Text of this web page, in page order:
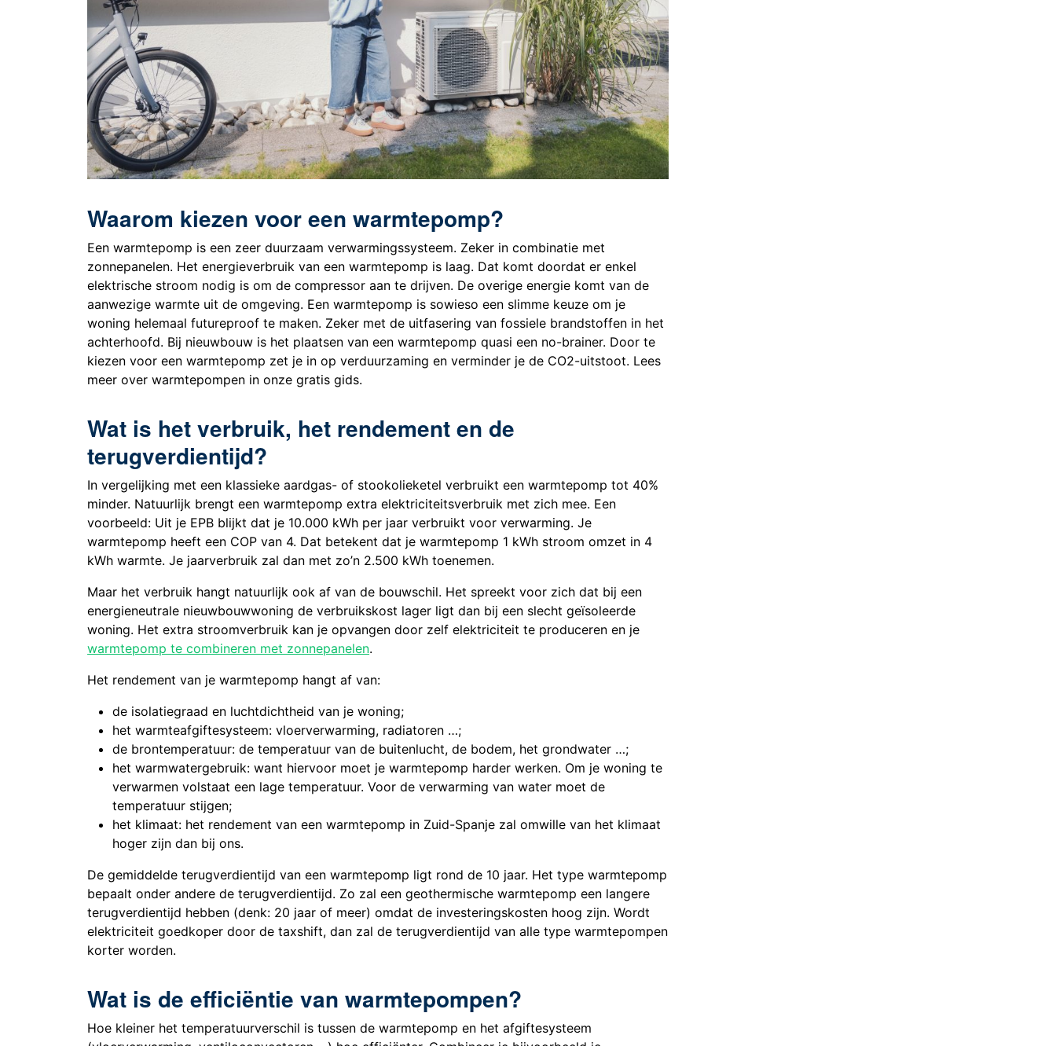
Waarom kiezen voor een warmtepomp?
Een warmtepomp is een zeer duurzaam verwarmingssysteem. Zeker in combinatie met
zonnepanelen. Het energieverbruik van een warmtepomp is laag. Dat komt doordat er enkel
elektrische stroom nodig is om de compressor aan te drijven. De overige energie komt van de
aanwezige warmte uit de omgeving. Een warmtepomp is sowieso een slimme keuze om je
woning helemaal futureproof te maken. Zeker met de uitfasering van fossiele brandstoffen in het
achterhoofd. Bij nieuwbouw is het plaatsen van een warmtepomp quasi een no-brainer. Door te
kiezen voor een warmtepomp zet je in op verduurzaming en verminder je de CO2-uitstoot. Lees
meer over warmtepompen in onze gratis gids.
Wat is het verbruik, het rendement en de
terugverdientijd?
In vergelijking met een klassieke aardgas- of stookolieketel verbruikt een warmtepomp tot 40%
minder. Natuurlijk brengt een warmtepomp extra elektriciteitsverbruik met zich mee. Een
voorbeeld: Uit je EPB blijkt dat je 10.000 kWh per jaar verbruikt voor verwarming. Je
warmtepomp heeft een COP van 4. Dat betekent dat je warmtepomp 1 kWh stroom omzet in 4
kWh warmte. Je jaarverbruik zal dan met zo’n 2.500 kWh toenemen.
Maar het verbruik hangt natuurlijk ook af van de bouwschil. Het spreekt voor zich dat bij een
energieneutrale nieuwbouwwoning de verbruikskost lager ligt dan bij een slecht geïsoleerde
woning. Het extra stroomverbruik kan je opvangen door zelf elektriciteit te produceren en je
warmtepomp te combineren met zonnepanelen.
Het rendement van je warmtepomp hangt af van:
de isolatiegraad en luchtdichtheid van je woning;
het warmteafgiftesysteem: vloerverwarming, radiatoren …;
de brontemperatuur: de temperatuur van de buitenlucht, de bodem, het grondwater …;
het warmwatergebruik: want hiervoor moet je warmtepomp harder werken. Om je woning te
verwarmen volstaat een lage temperatuur. Voor de verwarming van water moet de
temperatuur stijgen;
het klimaat: het rendement van een warmtepomp in Zuid-Spanje zal omwille van het klimaat
hoger zijn dan bij ons.
De gemiddelde terugverdientijd van een warmtepomp ligt rond de 10 jaar. Het type warmtepomp
bepaalt onder andere de terugverdientijd. Zo zal een geothermische warmtepomp een langere
terugverdientijd hebben (denk: 20 jaar of meer) omdat de investeringskosten hoog zijn. Wordt
elektriciteit goedkoper door de taxshift, dan zal de terugverdientijd van alle type warmtepompen
korter worden.
Wat is de efficiëntie van warmtepompen?
Hoe kleiner het temperatuurverschil is tussen de warmtepomp en het afgiftesysteem